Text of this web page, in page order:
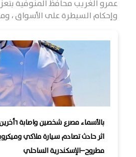
عمرو الغريب محافظ المنوفية
وإحكام السيطرة على الأسواق ،
بالأسماء
اثر حادث تصادم سيارة ملاكي
مطروح–الإسكندرية الساحلي